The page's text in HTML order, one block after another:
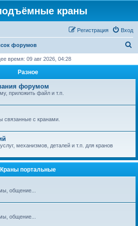
краны
Вход
Регистрация
форумов
с
время: 09 авг 2026, 04:28
Разное
форумом
приложить файл и т.п.
с кранами.
механизмов, деталей и т.п. для кранов
Краны портальные
общение...
общение...